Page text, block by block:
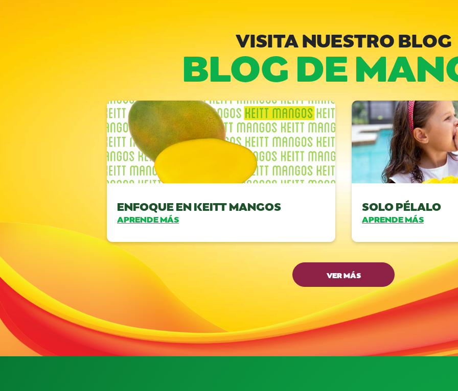
VISITA NUESTRO BLOG
BLOG DE
ENFOQUE EN KEITT MANGOS
APRENDE MÁS
SOLO PÉLALO
APRENDE MÁS
VER MÁS